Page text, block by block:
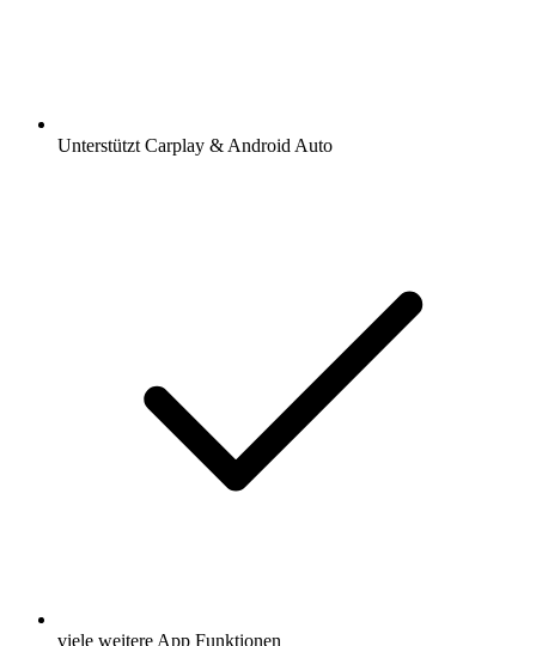
Unterstützt Carplay & Android Auto
viele weitere App Funktionen